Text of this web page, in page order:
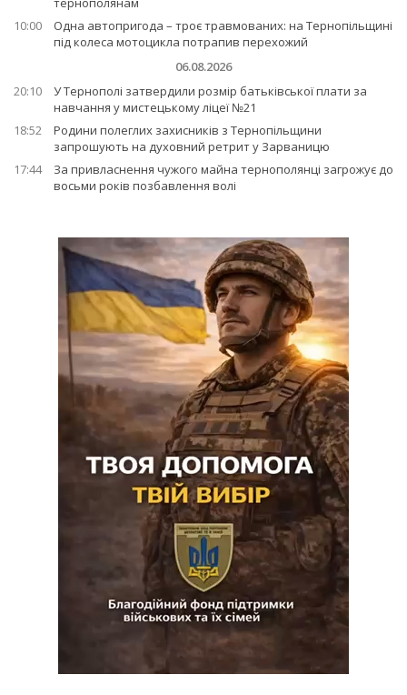
10:00
Одна автопригода – троє травмованих: на Тернопільщині
під колеса мотоцикла потрапив перехожий
06.08.2026
20:10
У Тернополі затвердили розмір батьківської плати за
навчання у мистецькому ліцеї №21
18:52
Родини полеглих захисників з Тернопільщини
запрошують на духовний ретрит у Зарваницю
17:44
За привласнення чужого майна тернополянці загрожує до
восьми років позбавлення волі